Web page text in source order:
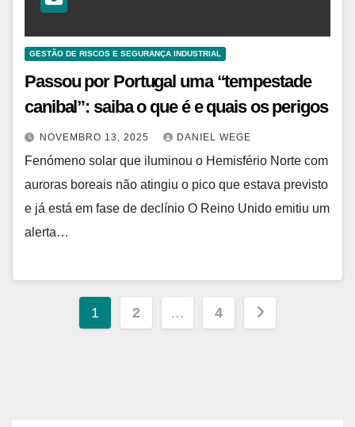
GESTÃO DE RISCOS E SEGURANÇA INDUSTRIAL
Passou por Portugal uma “tempestade
canibal”: saiba o que é e quais os perigos
NOVEMBRO 13, 2025 DANIEL WEGE
Fenómeno solar que iluminou o Hemisfério Norte com
auroras boreais não atingiu o pico que estava previsto
e já está em fase de declínio O Reino Unido emitiu um
alerta…
Paginação
1 2 … 4